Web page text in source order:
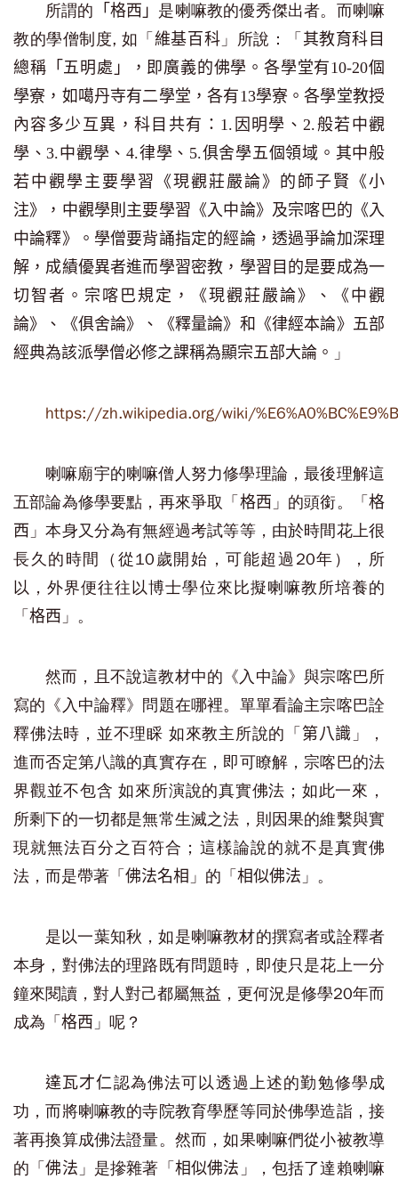
所謂的 「格西」 是喇嘛教的優秀傑出者。而喇嘛
教的學僧制度, 如「 維基百科 」所說：「 其教育科目
總稱 「 五明處 」， 即廣義的佛學。各學堂有10-20個
學寮，如 噶丹寺有二學堂，各有13學寮。各學堂教授
內容多少互異，科目共有 ：1.因明學、2.般若中觀
學、3.中觀學、4.律學、5.俱舍學五個領域 。 其中般
若中觀學 主要學習 《現觀莊嚴論》的師子賢《小
注》，中觀學則主要學習 《入中論》 及宗喀巴的《入
中論釋》。學僧要背誦指定的經論，透過爭論加深理
解，成績優異者進而學習密教，學習目的是要成為一
切智者。 宗喀巴規定，《現觀莊嚴論》、《中觀
論》、《俱舍論》、《釋量論》和《律經本論》五部
經典為該派學僧必修之課稱為顯宗五部大論。 」
https://zh.wikipedia.org/wiki/
喇嘛廟宇的喇嘛僧人努力修學理論，最後理解這
五部論為修學要點，再來爭取「 格西 」的頭銜。「格
西 」本身又分為有無經過考試等等，由於時間花上很
長久的時間（從10歲開始，可能超過20年），所
以，外界便往往以博士學位來比擬喇嘛教所培養的
「 格西 」。
然而，且不說這教材中的《入中論》與宗喀巴所
寫的《入中論釋》問題在哪裡。單單看論主宗喀巴詮
釋佛法時，並不理睬 如來教主所說的「 第八識 」，
進而否定第八識的真實存在，即可瞭解，宗喀巴的法
界觀並不包含 如來所演說的真實佛法；如此一來，
所剩下的一切都是無常生滅之法，則因果的維繫與實
現就無法百分之百符合；這樣論說的就不是真實佛
法，而是帶著「 佛法名相 」的「 相似佛法 」。
是以一葉知秋，如是喇嘛教材的撰寫者或詮釋者
本身，對佛法的理路既有問題時，即使只是花上一分
鐘來閱讀，對人對己都屬無益，更何況是修學20年而
成為「 格西 」呢？
達瓦才仁認為佛法可以透過上述的勤勉修學成
功，而將喇嘛教的寺院教育學歷等同於佛學造詣，接
著再換算成佛法證量。然而，如果喇嘛們從小被教導
的「佛法 」是摻雜著「 相似佛法 」，包括了達賴喇嘛